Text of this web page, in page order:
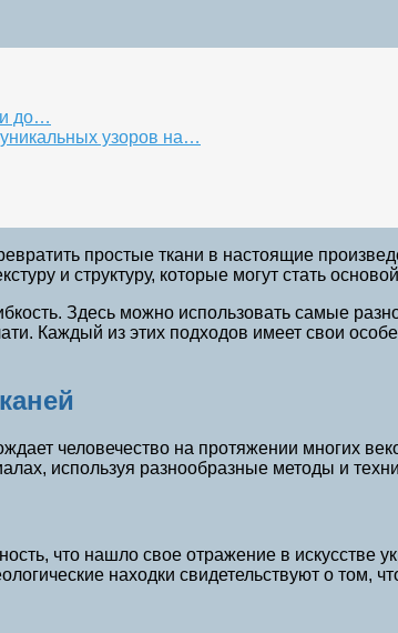
до…
узоров на…
простые ткани в настоящие
и структуру, которые могут стать
Здесь можно использовать самые
Каждый из этих подходов имеет свои
человечество на протяжении многих
используя разнообразные методы и
что нашло свое отражение в искусстве
находки свидетельствуют о том,